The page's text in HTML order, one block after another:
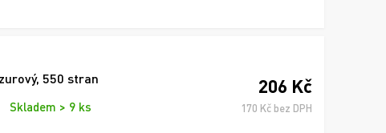
550 stran
Skladem > 9 ks
206 Kč
170 Kč bez DPH